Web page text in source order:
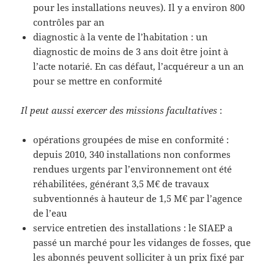
pour les installations neuves). Il y a environ 800
contrôles par an
diagnostic à la vente de l’habitation : un
diagnostic de moins de 3 ans doit être joint à
l’acte notarié. En cas défaut, l’acquéreur a un an
pour se mettre en conformité
Il peut aussi exercer des missions facultatives :
opérations groupées de mise en conformité :
depuis 2010, 340 installations non conformes
rendues urgents par l’environnement ont été
réhabilitées, générant 3,5 M€ de travaux
subventionnés à hauteur de 1,5 M€ par l’agence
de l’eau
service entretien des installations : le SIAEP a
passé un marché pour les vidanges de fosses, que
les abonnés peuvent solliciter à un prix fixé par